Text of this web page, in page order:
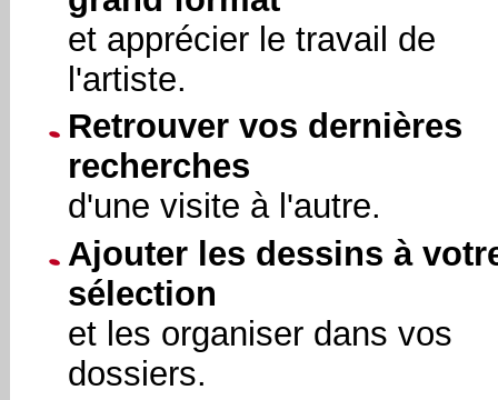
et apprécier le travail de
l'artiste.
Retrouver vos dernières
recherches
d'une visite à l'autre.
Ajouter les dessins à
sélection
et les organiser dans vos
dossiers.